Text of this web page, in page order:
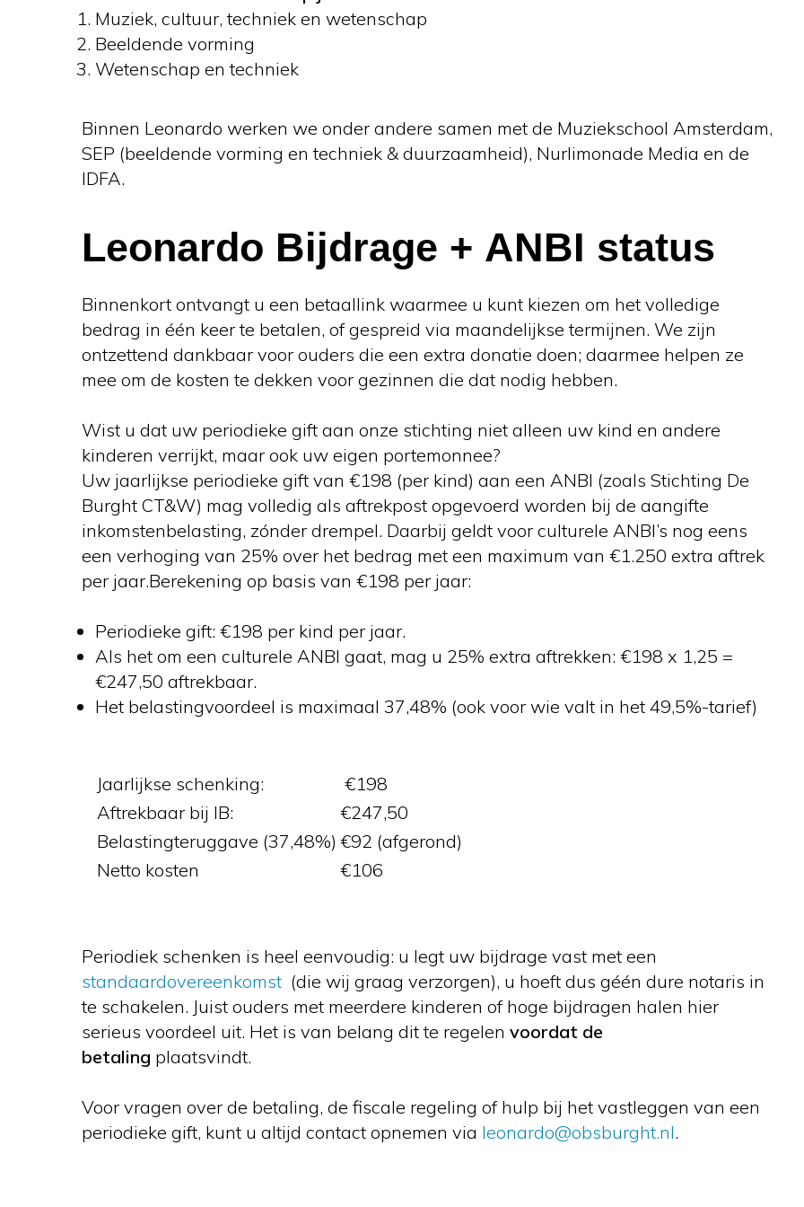
Muziek, cultuur, techniek en wetenschap
Beeldende vorming
Wetenschap en techniek
Binnen Leonardo werken we onder andere samen met de Muziekschool Amsterdam,
SEP (beeldende vorming en techniek & duurzaamheid), Nurlimonade Media en de
IDFA.
Leonardo Bijdrage + ANBI status
Binnenkort ontvangt u een betaallink waarmee u kunt kiezen om het volledige
bedrag in één keer te betalen, of gespreid via maandelijkse termijnen. We zijn
ontzettend dankbaar voor ouders die een extra donatie doen; daarmee helpen ze
mee om de kosten te dekken voor gezinnen die dat nodig hebben.
Wist u dat uw periodieke gift aan onze stichting niet alleen uw kind en andere
kinderen verrijkt, maar ook uw eigen portemonnee?
Uw jaarlijkse periodieke gift van €198 (per kind) aan een ANBI (zoals Stichting De
Burght CT&W) mag volledig als aftrekpost opgevoerd worden bij de aangifte
inkomstenbelasting, zónder drempel. Daarbij geldt voor culturele ANBI’s nog eens
een verhoging van 25% over het bedrag met een maximum van €1.250 extra aftrek
per jaar.Berekening op basis van €198 per jaar:
Periodieke gift: €198 per kind per jaar.
Als het om een culturele ANBI gaat, mag u 25% extra aftrekken: €198 x 1,25 =
€247,50 aftrekbaar.
Het belastingvoordeel is maximaal 37,48% (ook voor wie valt in het 49,5%-tarief)
Jaarlijkse schenking:
€198
Aftrekbaar bij IB:
€247,50
Belastingteruggave (37,48%) €92 (afgerond)
Netto kosten
€106
Periodiek schenken is heel eenvoudig: u legt uw bijdrage vast met een
standaardovereenkomst (die wij graag verzorgen), u hoeft dus géén dure notaris in
te schakelen. Juist ouders met meerdere kinderen of hoge bijdragen halen hier
serieus voordeel uit. Het is van belang dit te regelenvoordat de
betaling plaatsvindt.
Voor vragen over de betaling, de fiscale regeling of hulp bij het vastleggen van een
periodieke gift, kunt u altijd contact opnemen via leonardo@obsburght.nl.